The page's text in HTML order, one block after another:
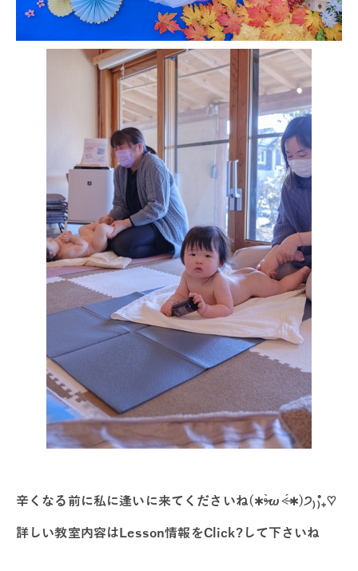
辛くなる前に私に逢いに来てくださいね(∗ᵒ̶̶̷̀ω˂̶́∗)੭₎₎̊₊♡
詳しい教室内容はLesson情報をClick?して下さいね